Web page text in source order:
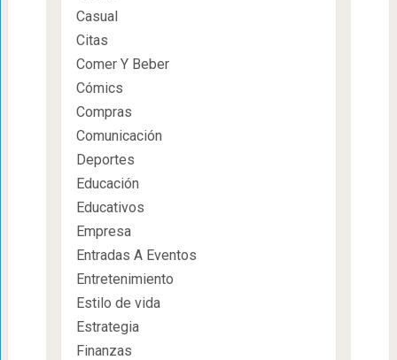
Casual
Citas
Comer Y Beber
Cómics
Compras
Comunicación
Deportes
Educación
Educativos
Empresa
Entradas A Eventos
Entretenimiento
Estilo de vida
Estrategia
Finanzas